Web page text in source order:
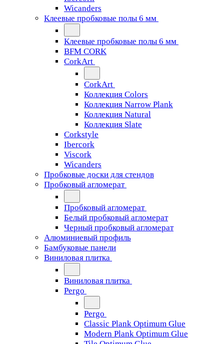
Wicanders
Клеевые пробковые полы 6 мм
Клеевые пробковые полы 6 мм
BFM CORK
CorkArt
CorkArt
Коллекция Colors
Коллекция Narrow Plank
Коллекция Natural
Коллекция Slate
Corkstyle
Ibercork
Viscork
Wicanders
Пробковые доски для стендов
Пробковый агломерат
Пробковый агломерат
Белый пробковый агломерат
Черный пробковый агломерат
Алюминиевый профиль
Бамбуковые панели
Виниловая плитка
Виниловая плитка
Pergo
Pergo
Classic Plank Optimum Glue
Modern Plank Optimum Glue